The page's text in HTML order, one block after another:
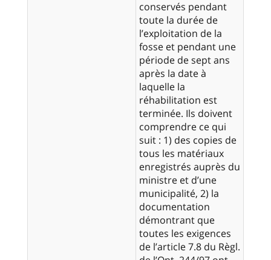
conservés pendant
toute la durée de
l’exploitation de la
fosse et pendant une
période de sept ans
après la date à
laquelle la
réhabilitation est
terminée. Ils doivent
comprendre ce qui
suit : 1) des copies de
tous les matériaux
enregistrés auprès du
ministre et d’une
municipalité, 2) la
documentation
démontrant que
toutes les exigences
de l’article 7.8 du Règl.